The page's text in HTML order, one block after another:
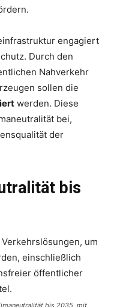
engagiert
Durch den
Nahverkehr
sollen die
werden. Diese
bei,
der
bis
bis 2035, mit